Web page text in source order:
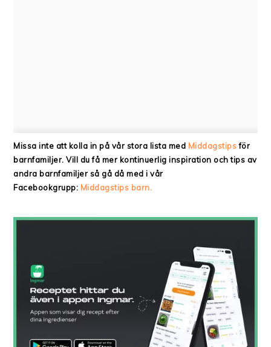
Missa inte att kolla in på vår stora lista med Middagstipsför
barnfamiljer. Vill du få mer kontinuerlig inspiration och tips av
andra barnfamiljer så gå då med i vår
Facebookgrupp: Middagstips barn.